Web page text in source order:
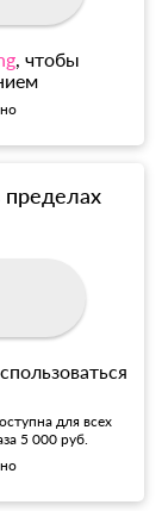
, чтобы
пределах
для всех
5 000 руб.